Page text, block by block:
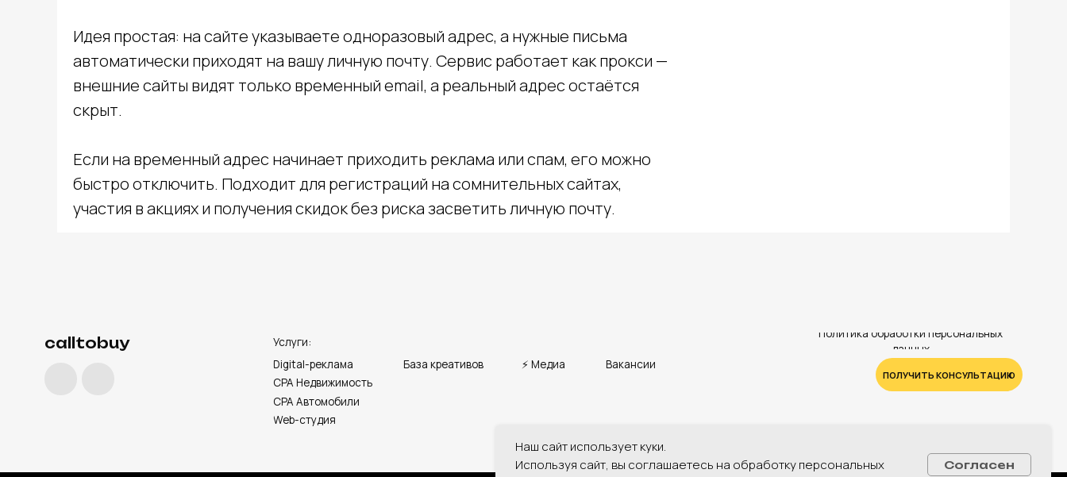
Идея простая: на сайте указываете одноразовый адрес, а нужные письма
автоматически приходят на вашу личную почту. Сервис работает как прокси —
внешние сайты видят только временный email, а реальный адрес остаётся
скрыт.
Если на временный адрес начинает приходить реклама или спам, его можно
быстро отключить. Подходит для регистраций на сомнительных сайтах,
участия в акциях и получения скидок без риска засветить личную почту.
calltobuy
Услуги:
Наш сайт использует куки.
Используя сайт, вы соглашаетесь на обработку персональных
Согласен